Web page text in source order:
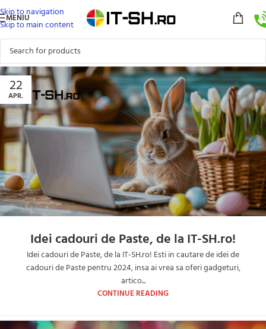
Skip to navigation
Skip to main content
MENIU
22
APR.
Idei cadouri de Paste, de la IT-SH.ro!
Idei cadouri de Paste, de la IT-SH.ro! Esti in cautare de idei de
cadouri de Paste pentru 2024, insa ai vrea sa oferi gadgeturi,
artico...
CONTINUE READING